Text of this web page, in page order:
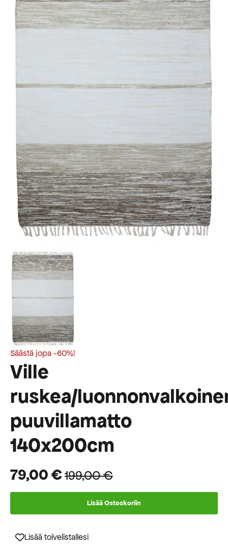
Säästä jopa -60%!
Ville
ruskea/
puuvillamatto
140x200cm
199,00€
Alkuperäinen
oli:
199,00 €.
79,00€
Nykyinen
on:
79,00 €.
Lisää Ostoskoriin
Lisää toivelistallesi